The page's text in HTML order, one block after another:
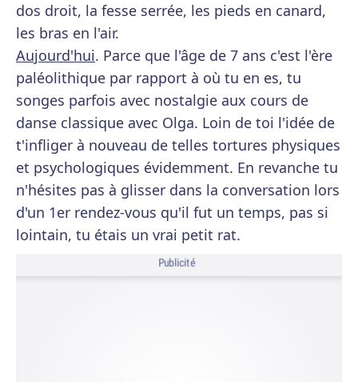
dos droit, la fesse serrée, les pieds en canard,
les bras en l'air.
Aujourd'hui. Parce que l'âge de 7 ans c'est l'ère
paléolithique par rapport à où tu en es, tu
songes parfois avec nostalgie aux cours de
danse classique avec Olga. Loin de toi l'idée de
t'infliger à nouveau de telles tortures physiques
et psychologiques évidemment. En revanche tu
n'hésites pas à glisser dans la conversation lors
d'un 1er rendez-vous qu'il fut un temps, pas si
lointain, tu étais un vrai petit rat.
Publicité